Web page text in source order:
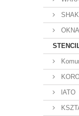
OKNA
lATO